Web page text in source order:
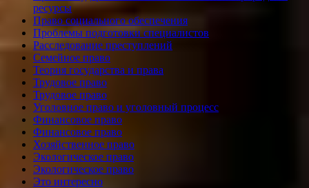
ресурсы
Право социального обеспечения
Проблемы подготовки специалистов
Расследование преступлений
Семейное право
Теория государства и права
Трудовое право
Трудовое право
Уголовное право и уголовный процесс
Финансовое право
Финансовое право
Хозяйственное право
Экологическое право
Экологическое право
Это интересно